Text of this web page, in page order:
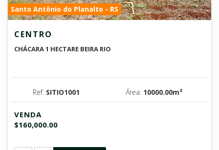
Santo Antônio do Planalto - RS
CENTRO
CHÁCARA 1 HECTARE BEIRA RIO
Ref: SITIO1001 Área: 10000.00m²
VENDA
$160,000.00